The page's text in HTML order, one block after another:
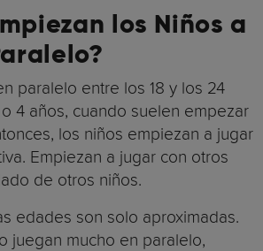
los Niños a
paralelo entre los 18 y los 24
4 años, cuando suelen empezar
los niños empiezan a jugar
Empiezan a jugar con otros
de otros niños.
edades son solo aproximadas.
juegan mucho en paralelo,